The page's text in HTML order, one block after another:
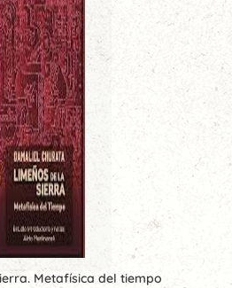
Metafísica del tiempo